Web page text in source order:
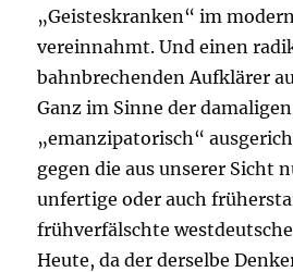
„Geisteskranken“ im
vereinnahmt. Und einen
bahnbrechenden Aufklärer
Ganz im Sinne der damaligen
„emanzipatorisch“
gegen die aus unserer Sicht
unfertige oder auch
frühverfälschte
Heute, da der derselbe